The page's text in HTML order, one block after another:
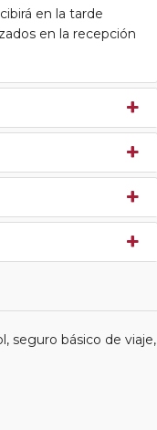
en la tarde
en la recepción
seguro básico de viaje,